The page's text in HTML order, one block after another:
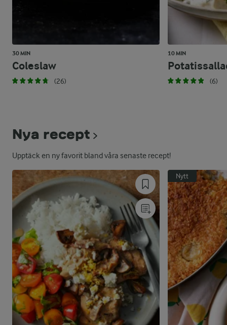
30 MIN
Coleslaw
(26)
10 MIN
(6)
Nya recept
Upptäck en ny favorit bland våra senaste recept!
Nytt